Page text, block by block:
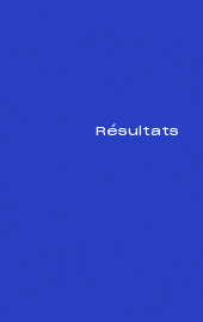
Résultats